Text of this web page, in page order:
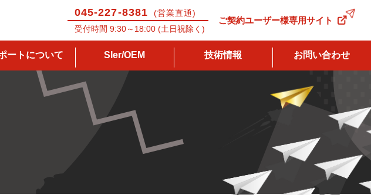
045-227-8381
(営業直通)
受付時間 9:30～18:00 (土日祝除く)
ご契約ユーザー様専用サイト
ートについて SIer/OEM 技術情報 お問い合わせ